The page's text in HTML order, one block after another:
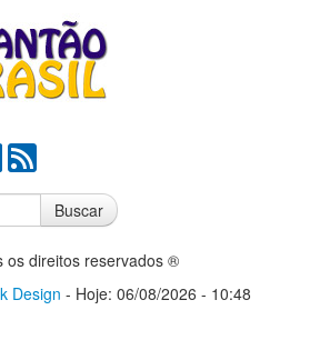
Buscar
os direitos reservados ®
Design - Hoje: 06/08/2026 - 10:48